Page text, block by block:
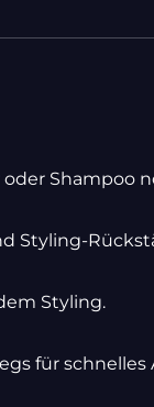
Shampoo
Styling-
Styling.
für schnelles